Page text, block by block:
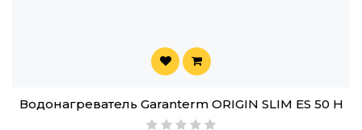
Водонагреватель Garanterm ORIGIN SLIM ES 50 H